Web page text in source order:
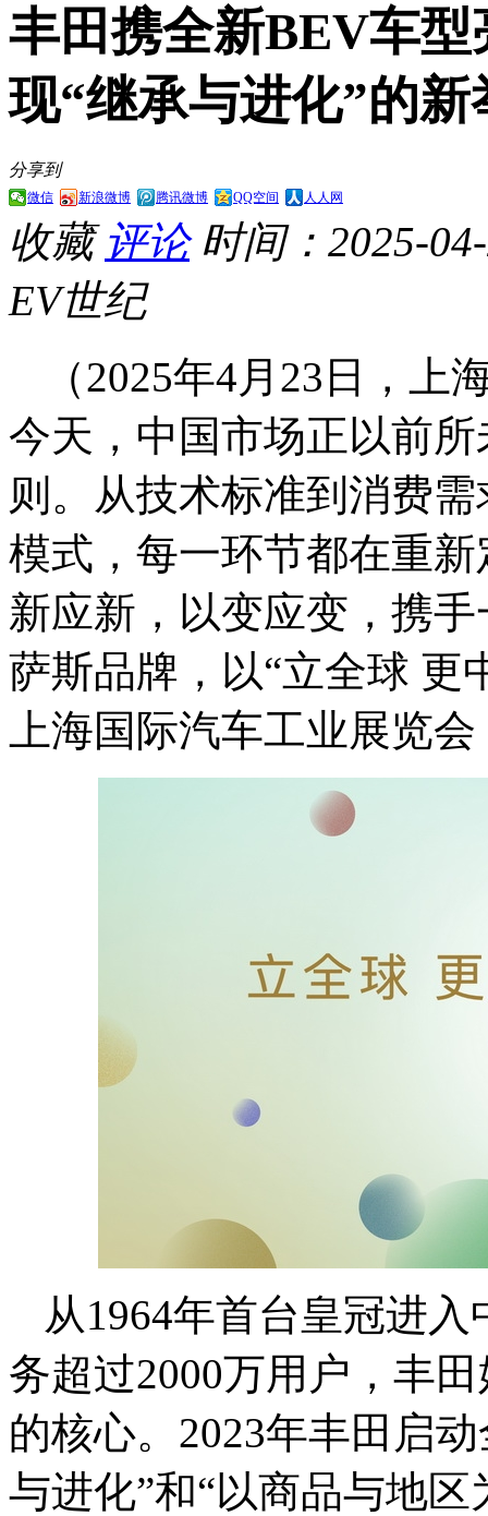
丰田携全新BEV车
现“继承与进化”的新
分享到
微信 新浪微博 腾讯微博 QQ空间 人人网
收藏 评论 时间：2025-
EV世纪
（2025年4月23日，
今天，中国市场正以前
则。从技术标准到消费
模式，每一环节都在重
新应新，以变应变，携
萨斯品牌，以“立全球 更
上海国际汽车工业展览
从1964年首台皇冠进
务超过2000万用户，丰
的核心。2023年丰田启
与进化”和“以商品与地